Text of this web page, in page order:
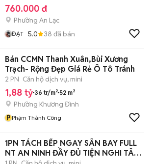
760.000 đ
Phường An Lạc
ĐẠT 5.0 38 đã bán
Bán CCMN Thanh Xuân,Bùi Xương
Trạch- Rộng Đẹp Giá Rẻ Ô Tô Tránh
2 PN Căn hộ dịch vụ, mini
1,88 tỷ 36 tr/m² 52 m²
Phường Khương Đình
P Phạm Thành Công
1PN TÁCH BẾP NGAY SÂN BAY FULL
NT AN NINH ĐẦY ĐỦ TIỆN NGHI TÂN